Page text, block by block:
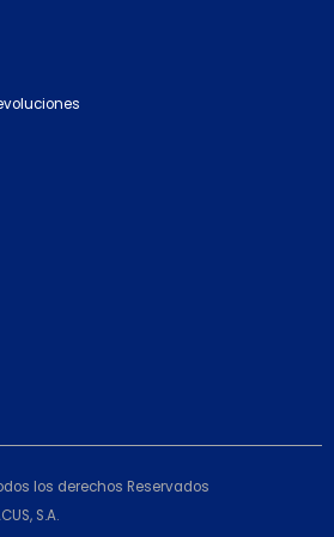
los derechos Reservados
S.A.